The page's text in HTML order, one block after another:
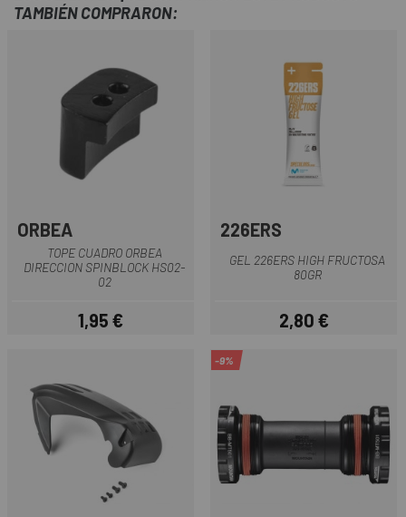
TAMBIÉN COMPRARON:
ORBEA
TOPE CUADRO ORBEA
DIRECCION SPINBLOCK HS02-
02
Precio
1,95 €
226ERS
GEL 226ERS HIGH FRUCTOSA
80GR
Precio
2,80 €
-9%